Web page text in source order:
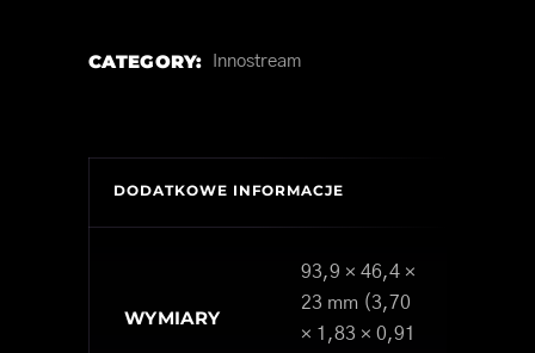
CATEGORY: Innostream
DODATKOWE INFORMACJE
WYMIARY
93,9 × 46,4 ×
23 mm (3,70
× 1,83 × 0,91